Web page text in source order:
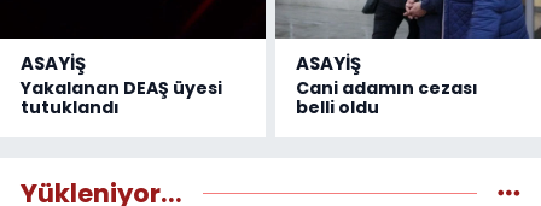
ASAYİŞ
Yakalanan DEAŞ üyesi
tutuklandı
ASAYİŞ
Cani adamın cezası
belli oldu
Yükleniyor...